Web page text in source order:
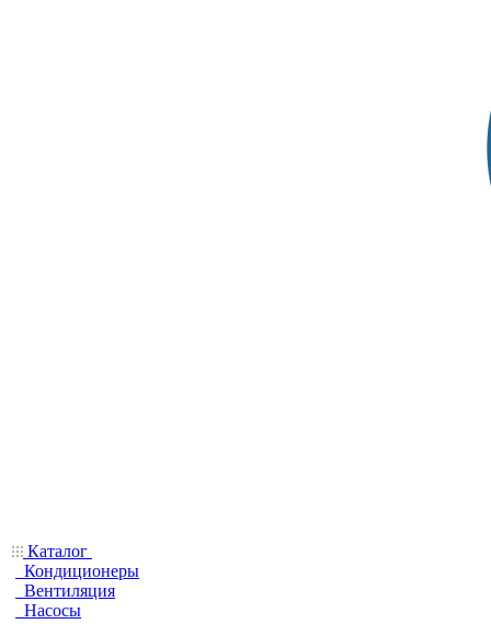
Каталог
Кондиционеры
Вентиляция
Насосы